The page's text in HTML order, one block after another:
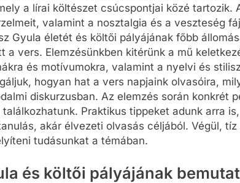
a lírai költészet csúcspontjai közé tartozik.
valamint a nosztalgia és a veszteség
Gyula életét és költői pályájának főbb
a vers. Elemzésünkben kitérünk a mű
és motívumokra, valamint a nyelvi és
hogyan hat a vers napjaink olvasóira,
diskurzusban. Az elemzés során konkrét
Praktikus tippeket adunk arra
akár élvezeti olvasás céljából. Végül,
tudásunkat a témában.
és költői pályájának